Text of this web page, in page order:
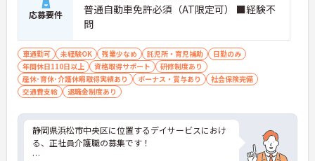
応募要件
普通自動車免許必須（AT限定可） ■経験不
問
車通勤可 未経験OK 残業少なめ 託児所・育児補助
日勤のみ
年間休日110日以上
資格取得サポート
研修制度あり
産休･育休･介護休暇取得実績あり
ボーナス・賞与あり
社会保険完備
交通費支給
退職金制度あり
静岡県浜松市中央区に位置するデイサービスにおけ
る、正社員介護職の募集です！